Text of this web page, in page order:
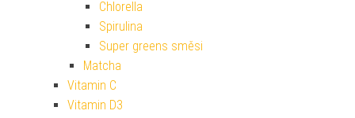
Chlorella
Spirulina
Super greens směsi
Matcha
Vitamin C
Vitamin D3